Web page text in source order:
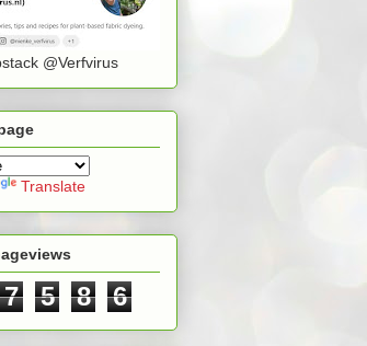
@Verfvirus
Translate
7 5 8 6